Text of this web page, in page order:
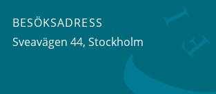
BESÖKSADRESS
Sveavägen 44, Stockholm